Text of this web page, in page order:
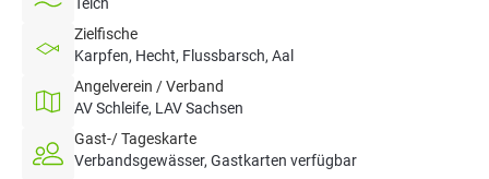
Zielfische
Karpfen, Hecht, Flussbarsch, Aal
Angelverein / Verband
AV Schleife, LAV Sachsen
Gast-/ Tageskarte
Verbandsgewässer, Gastkarten verfügbar